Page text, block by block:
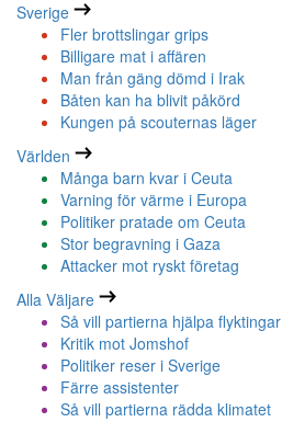
Sverige
Fler brottslingar grips
Billigare mat i affären
Man från gäng dömd i Irak
Båten kan ha blivit påkörd
Kungen på scouternas läger
Världen
Många barn kvar i Ceuta
Varning för värme i Europa
Politiker pratade om Ceuta
Stor begravning i Gaza
Attacker mot ryskt företag
Alla Väljare
Så vill partierna hjälpa flyktingar
Kritik mot Jomshof
Politiker reser i Sverige
Färre assistenter
Så vill partierna rädda klimatet